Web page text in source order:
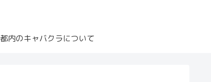
都内のキャバクラについて